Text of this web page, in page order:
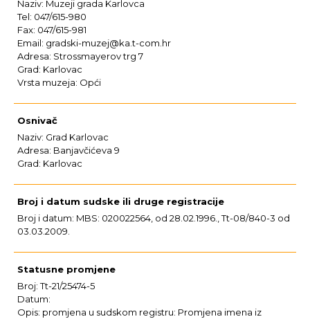
Naziv: Muzeji grada Karlovca
Tel: 047/615-980
Fax: 047/615-981
Email: gradski-muzej@ka.t-com.hr
Adresa: Strossmayerov trg 7
Grad: Karlovac
Vrsta muzeja: Opći
Osnivač
Naziv: Grad Karlovac
Adresa: Banjavčićeva 9
Grad: Karlovac
Broj i datum sudske ili druge registracije
Broj i datum: MBS: 020022564, od 28.02.1996., Tt-08/840-3 od
03.03.2009.
Statusne promjene
Broj: Tt-21/25474-5
Datum:
Opis: promjena u sudskom registru: Promjena imena iz